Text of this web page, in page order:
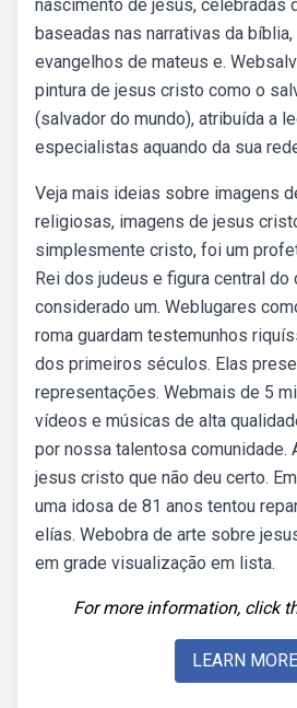
nascimento de jesus, celebradas
baseadas nas narrativas da
evangelhos de mateus e.
pintura de jesus cristo como o
(salvador do mundo), atribuída a
especialistas aquando da sua
Veja mais ideias sobre imagens
religiosas, imagens de jesus
simplesmente cristo, foi um
Rei dos judeus e figura central
considerado um. Weblugares
roma guardam testemunhos
dos primeiros séculos. Elas
representações. Webmais de 5
vídeos e músicas de alta
por nossa talentosa comunidade.
jesus cristo que não deu certo.
uma idosa de 81 anos tentou
elías. Webobra de arte sobre
em grade visualização em lista.
For more information, click
LEARN MORE